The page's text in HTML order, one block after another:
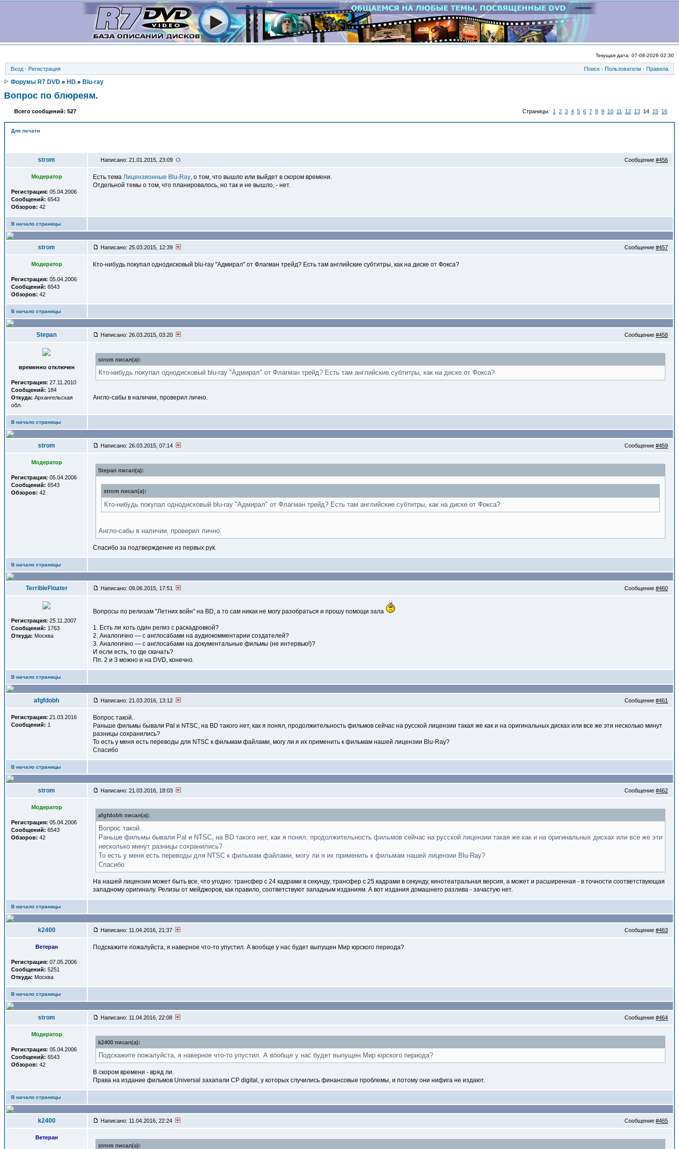
Текущая дата: 07-08-2026 02:30
Вход · Регистрация Поиск · Пользователи · Правила
Форумы R7 DVD » HD » Blu-ray
Вопрос по блюреям.
Всего сообщений: 527 Страницы: 1 2 3 4 5 6 7 8 9 10 11 12 13 14 15 16
Для печати
strom Написано: 21.01.2015, 23:09 Сообщение #456
Модератор
Регистрация: 05.04.2006
Сообщений: 6543
Обзоров: 42
Есть тема Лицензионные Blu-Ray, о том, что вышло или выйдет в скором времени.
Отдельной темы о том, что планировалось, но так и не вышло, - нет.
В начало страницы
strom Написано: 25.03.2015, 12:39 Сообщение #457
Модератор
Регистрация: 05.04.2006
Сообщений: 6543
Обзоров: 42
Кто-нибудь покупал однодисковый blu-ray "Адмирал" от Флагман трейд? Есть там английские субтитры, как на диске от Фокса?
В начало страницы
Stepan Написано: 26.03.2015, 03:20 Сообщение #458
временно отключен
Регистрация: 27.11.2010
Сообщений: 184
Откуда: Архангельская
обл.
strom писал(a):
Кто-нибудь покупал однодисковый blu-ray "Адмирал" от Флагман трейд? Есть там английские субтитры, как на диске от Фокса?
Англо-сабы в наличии, проверил лично.
В начало страницы
strom Написано: 26.03.2015, 07:14 Сообщение #459
Модератор
Регистрация: 05.04.2006
Сообщений: 6543
Обзоров: 42
Stepan писал(a):
strom писал(a):
Кто-нибудь покупал однодисковый blu-ray "Адмирал" от Флагман трейд? Есть там английские субтитры, как на диске от Фокса?
Англо-сабы в наличии, проверил лично.
Спасибо за подтверждение из первых рук.
В начало страницы
TerribleFloater Написано: 09.06.2015, 17:51 Сообщение #460
Регистрация: 25.11.2007
Сообщений: 1763
Откуда: Москва
Вопросы по релизам "Летних войн" на BD, а то сам никак не могу разобраться и прошу помощи зала
1. Есть ли хоть один релиз с раскадровкой?
2. Аналогично — с англосабами на аудиокомментарии создателей?
3. Аналогично — с англосабами на документальные фильмы (не интервью!)?
И если есть, то где скачать?
Пп. 2 и 3 можно и на DVD, конечно.
В начало страницы
afgfdobh Написано: 21.03.2016, 13:12 Сообщение #461
Регистрация: 21.03.2016
Сообщений: 1
Вопрос такой..
Раньше фильмы бывали Pal и NTSC, на BD такого нет, как я понял, продолжительность фильмов сейчас на русской лицензии такая же как и на оригинальных дисках или все же эти несколько минут
разницы сохранились?
То есть у меня есть переводы для NTSC к фильмам файлами, могу ли я их применить к фильмам нашей лицензии Blu-Ray?
Спасибо
В начало страницы
strom Написано: 21.03.2016, 18:03 Сообщение #462
Модератор
Регистрация: 05.04.2006
Сообщений: 6543
Обзоров: 42
afgfdobh писал(a):
Вопрос такой..
Раньше фильмы бывали Pal и NTSC, на BD такого нет, как я понял, продолжительность фильмов сейчас на русской лицензии такая же как и на оригинальных дисках или все же эти
несколько минут разницы сохранились?
То есть у меня есть переводы для NTSC к фильмам файлами, могу ли я их применить к фильмам нашей лицензии Blu-Ray?
Спасибо
На нашей лицензии может быть все, что угодно: трансфер с 24 кадрами в секунду, трансфер с 25 кадрами в секунду, кинотеатральная версия, а может и расширенная - в точности соответствующая
западному оригиналу. Релизы от мейджоров, как правило, соответствуют западным изданиям. А вот издания домашнего разлива - зачастую нет.
В начало страницы
k2400 Написано: 11.04.2016, 21:37 Сообщение #463
Ветеран
Регистрация: 07.05.2006
Сообщений: 5251
Откуда: Москва
Подскажите пожалуйста, я наверное что-то упустил. А вообще у нас будет выпущен Мир юрского периода?
В начало страницы
strom Написано: 11.04.2016, 22:08 Сообщение #464
Модератор
Регистрация: 05.04.2006
Сообщений: 6543
Обзоров: 42
k2400 писал(a):
Подскажите пожалуйста, я наверное что-то упустил. А вообще у нас будет выпущен Мир юрского периода?
В скором времени - вряд ли.
Права на издание фильмов Universal захапали CP digital, у которых случились финансовые проблемы, и потому они нифига не издают.
В начало страницы
k2400 Написано: 11.04.2016, 22:24 Сообщение #465
Ветеран
strom писал(a):